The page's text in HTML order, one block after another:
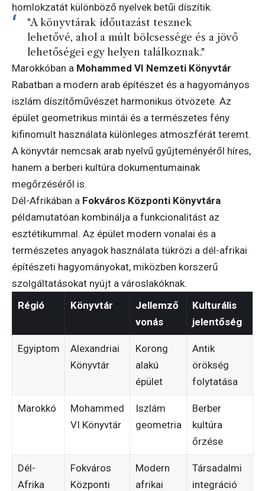
homlokzatát különböző nyelvek betűi díszítik.
"A könyvtárak időutazást tesznek
lehetővé, ahol a múlt bölcsessége és a jövő
lehetőségei egy helyen találkoznak."
Marokkóban a Mohammed VI Nemzeti Könyvtár
Rabatban a modern arab építészet és a hagyományos
iszlám díszítőművészet harmonikus ötvözete. Az
épület geometrikus mintái és a természetes fény
kifinomult használata különleges atmoszférát teremt.
A könyvtár nemcsak arab nyelvű gyűjteményéről híres,
hanem a berberi kultúra dokumentumainak
megőrzéséről is.
Dél-Afrikában a Fokváros Központi Könyvtára
példamutatóan kombinálja a funkcionalitást az
esztétikummal. Az épület modern vonalai és a
természetes anyagok használata tükrözi a dél-afrikai
építészeti hagyományokat, miközben korszerű
szolgáltatásokat nyújt a városlakóknak.
Régió
Könyvtár
Jellemző
vonás
Kulturális
jelentőség
Egyiptom
Alexandriai
Könyvtár
Korong
alakú
épület
Antik
örökség
folytatása
Marokkó
Mohammed
VI Könyvtár
Iszlám
geometria
Berber
kultúra
őrzése
Dél-
Afrika
Fokváros
Központi
Modern
afrikai
Társadalmi
integráció